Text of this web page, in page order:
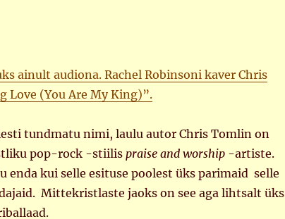
ainult audiona. Rachel Robinsoni kaver Chris
Love (You Are My King)”.
tundmatu nimi, laulu autor Chris Tomlin on
pop-rock -stiilis praise and worship-artiste.
enda kui selle esituse poolest üks parimaid selle
Mittekristlaste jaoks on see aga lihtsalt üks